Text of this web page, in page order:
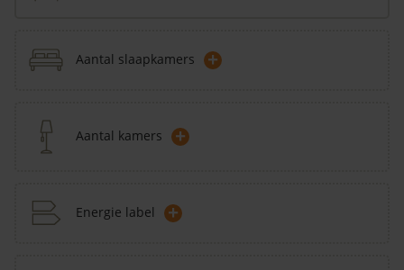
Aantal slaapkamers +
Aantal kamers +
Energie label +